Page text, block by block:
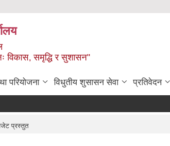
विकास, समृद्धि र सुशासन"
परियोजना विधुतीय शुसासन सेवा प्रतिवेदन
प्रस्तुत